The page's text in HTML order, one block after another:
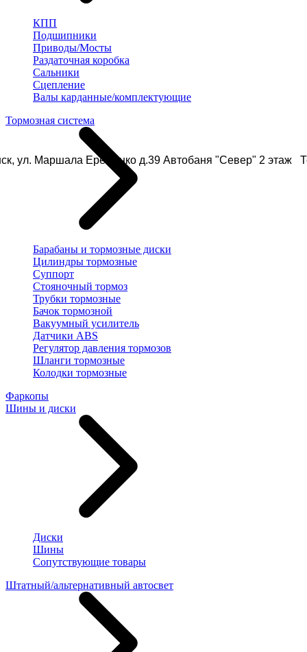
ул. Маршала Еременко д.39 Автобаня "Север" 2 этаж
КПП
Подшипники
Приводы/Мосты
Раздаточная коробка
Сальники
Сцепление
Валы карданные/комплектующие
Тормозная система
Барабаны и тормозные диски
Цилиндры тормозные
Суппорт
Стояночный тормоз
Трубки тормозные
Бачок тормозной
Вакуумный усилитель
Датчики ABS
Регулятор давления тормозов
Шланги тормозные
Колодки тормозные
Фаркопы
Шины и диски
Диски
Шины
Сопутствующие товары
Штатный/альтернативный автосвет